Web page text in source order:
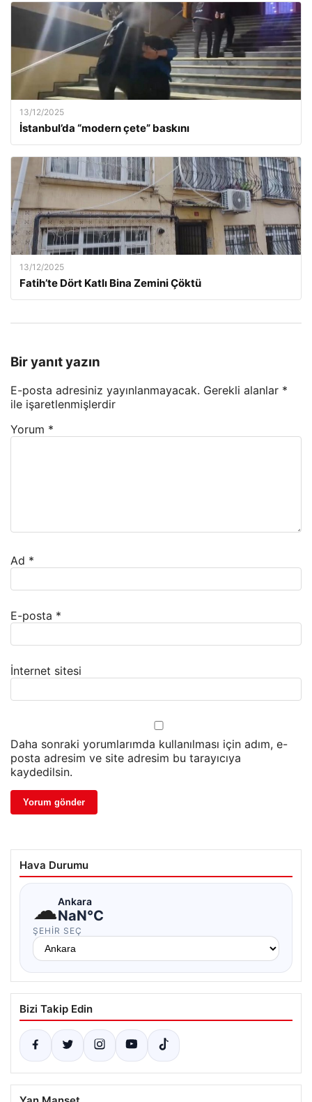
13/12/2025
İstanbul’da “modern çete” baskını
13/12/2025
Fatih’te Dört Katlı Bina Zemini Çöktü
Bir yanıt yazın
E-posta adresiniz yayınlanmayacak. Gerekli alanlar *
ile işaretlenmişlerdir
Yorum *
Ad *
E-posta *
İnternet sitesi
Daha sonraki yorumlarımda kullanılması için adım, e-
posta adresim ve site adresim bu tarayıcıya
kaydedilsin.
Hava Durumu
☁Ankara
NaN°C
ŞEHIR SEÇ
Bizi Takip Edin